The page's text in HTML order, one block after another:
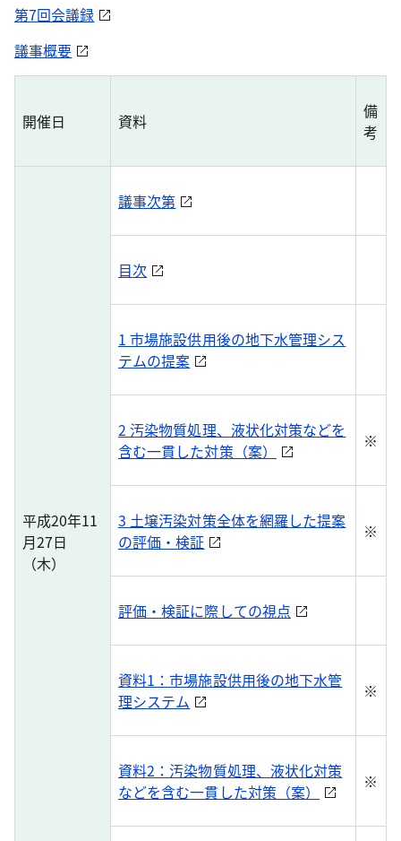
第7回会議録
議事概要
開催日 資料
備
考
平成20年11
月27日
（木）
議事次第
目次
1 市場施設供用後の地下水管理シス
テムの提案
2 汚染物質処理、液状化対策などを
含む一貫した対策（案）
※
3 土壌汚染対策全体を網羅した提案
の評価・検証
※
評価・検証に際しての視点
資料1：市場施設供用後の地下水管
理システム
※
資料2：汚染物質処理、液状化対策
などを含む一貫した対策（案）
※